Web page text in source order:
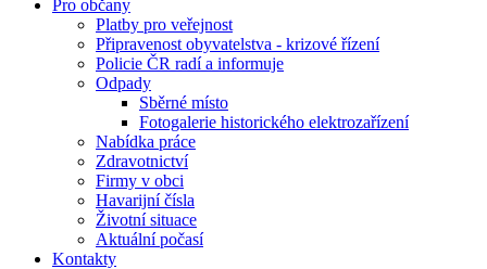
Pro občany
Platby pro veřejnost
Připravenost obyvatelstva - krizové řízení
Policie ČR radí a informuje
Odpady
Sběrné místo
Fotogalerie historického elektrozařízení
Nabídka práce
Zdravotnictví
Firmy v obci
Havarijní čísla
Životní situace
Aktuální počasí
Kontakty